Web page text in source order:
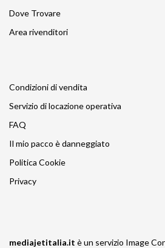
Dove Trovare
Area rivenditori
Condizioni di vendita
Servizio di locazione operativa
FAQ
Il mio pacco è danneggiato
Politica Cookie
Privacy
mediajetitalia.it è un servizio Image